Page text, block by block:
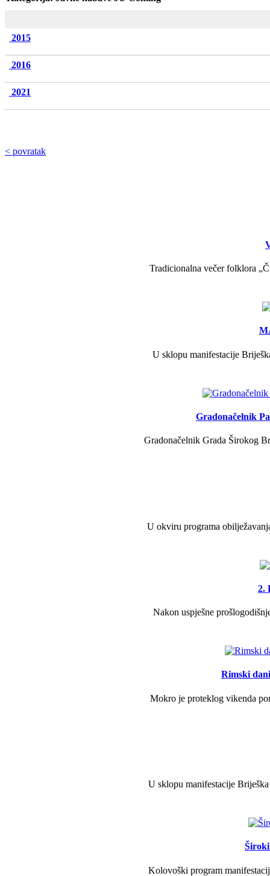
2015
2016
2021
< povratak
Tradicionalna večer folklora
U sklopu manifestacije
Gradonačelnik
Gradonačelnik Grada Širokog
U okviru programa
2.
Nakon uspješne
Rimski
Mokro je proteklog vikenda
U sklopu manifestacije
Kolovoški program